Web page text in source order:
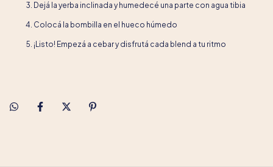
Dejá la yerba inclinada y humedecé una parte con agua tibia
Colocá la bombilla en el hueco húmedo
¡Listo! Empezá a cebar y disfrutá cada blend a tu ritmo